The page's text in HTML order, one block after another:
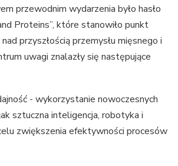
przewodnim wydarzenia było hasło
Proteins”, które stanowiło punkt
przyszłością przemysłu mięsnego i
uwagi znalazły się następujące
- wykorzystanie nowoczesnych
sztuczna inteligencja, robotyka i
zwiększenia efektywności procesów